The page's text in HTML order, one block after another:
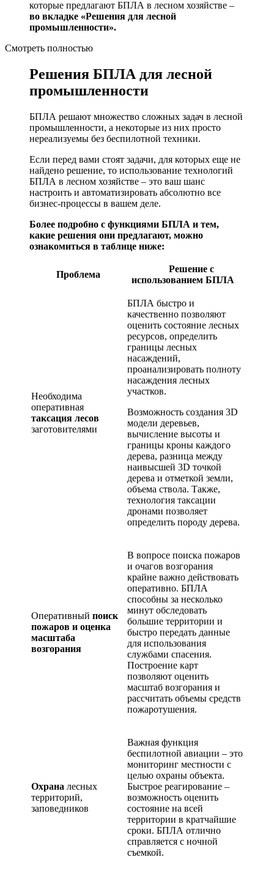
которые предлагают БПЛА в лесном хозяйстве –
во вкладке «Решения для лесной
промышленности».
Смотреть полностью
Решения БПЛА для лесной
промышленности
БПЛА решают множество сложных задач в лесной
промышленности, а некоторые из них просто
нереализуемы без беспилотной техники.
Если перед вами стоят задачи, для которых еще не
найдено решение, то использование технологий
БПЛА в лесном хозяйстве – это ваш шанс
настроить и автоматизировать абсолютно все
бизнес-процессы в вашем деле.
Более подробно с функциями БПЛА и тем,
какие решения они предлагают, можно
ознакомиться в таблице ниже:
Проблема
Решение с
использованием БПЛА
Необходима
оперативная
таксация лесов
заготовителями
БПЛА быстро и
качественно позволяют
оценить состояние лесных
ресурсов, определить
границы лесных
насаждений,
проанализировать полноту
насаждения лесных
участков.
Возможность создания 3D
модели деревьев,
вычисление высоты и
границы кроны каждого
дерева, разница между
наивысшей 3D точкой
дерева и отметкой земли,
объема ствола. Также,
технология таксации
дронами позволяет
определить породу дерева.
Оперативный поиск
пожаров и оценка
масштаба
возгорания
В вопросе поиска пожаров
и очагов возгорания
крайне важно действовать
оперативно. БПЛА
способны за несколько
минут обследовать
большие территории и
быстро передать данные
для использования
службами спасения.
Построение карт
позволяют оценить
масштаб возгорания и
рассчитать объемы средств
пожаротушения.
Охрана лесных
территорий,
заповедников
Важная функция
беспилотной авиации – это
мониторинг местности с
целью охраны объекта.
Быстрое реагирование –
возможность оценить
состояние на всей
территории в кратчайшие
сроки. БПЛА отлично
справляется с ночной
съемкой.